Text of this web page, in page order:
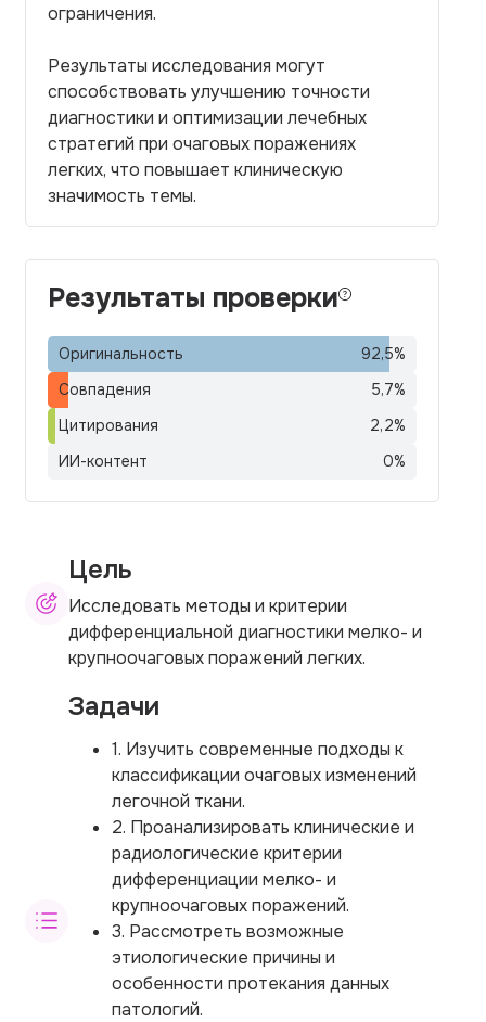
ограничения.
Результаты исследования могут
способствовать улучшению точности
диагностики и оптимизации лечебных
стратегий при очаговых поражениях
легких, что повышает клиническую
значимость темы.
Результаты проверки
Оригинальность 92,5%
Совпадения
5,7%
Цитирования
2,2%
ИИ-контент
0%
Цель
Исследовать методы и критерии
дифференциальной диагностики мелко- и
крупноочаговых поражений легких.
Задачи
1. Изучить современные подходы к
классификации очаговых изменений
легочной ткани.
2. Проанализировать клинические и
радиологические критерии
дифференциации мелко- и
крупноочаговых поражений.
3. Рассмотреть возможные
этиологические причины и
особенности протекания данных
патологий.